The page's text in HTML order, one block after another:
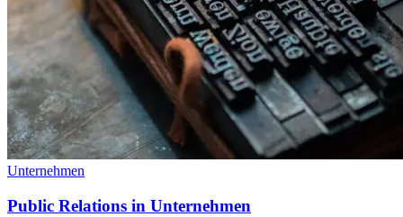
Unternehmen
Public Relations in Unternehmen